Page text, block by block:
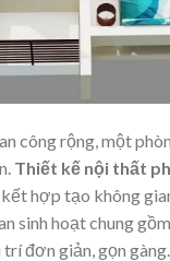
công rộng, một
Thiết kế nội thất
hợp tạo không
sinh hoạt chung
đơn giản, gọn gàng.